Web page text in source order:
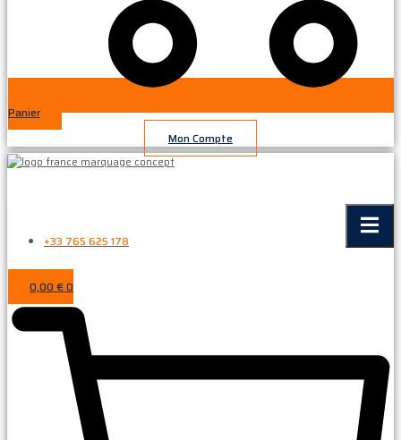
Panier
Mon Compte
+33 765 625 178
0,00 €0